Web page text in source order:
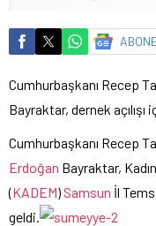
Cumhurbaşkanı Recep
Bayraktar, dernek açılışı
Cumhurbaşkanı Recep
Erdoğan Bayraktar,
(KADEM) Samsun İl
geldi.